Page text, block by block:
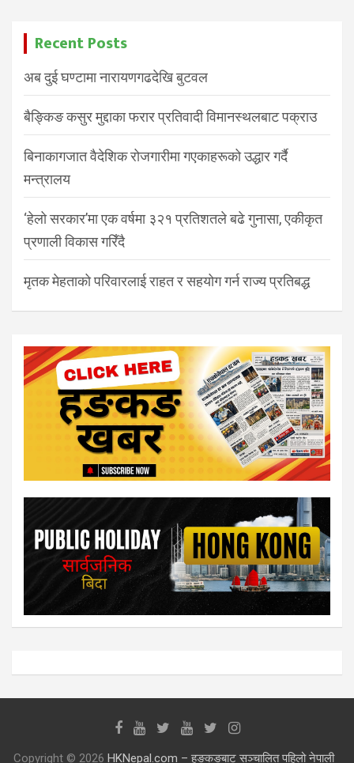
Recent Posts
अब दुई घण्टामा नारायणगढदेखि बुटवल
बैङ्किङ कसुर मुद्दाका फरार प्रतिवादी विमानस्थलबाट पक्राउ
बिनाकागजात वैदेशिक रोजगारीमा गएकाहरूको उद्धार गर्दै
मन्त्रालय
‘हेलो सरकार’मा एक वर्षमा ३२१ प्रतिशतले बढे गुनासा, एकीकृत
प्रणाली विकास गरिँदै
मृतक मेहताको परिवारलाई राहत र सहयोग गर्न राज्य प्रतिबद्ध
Copyright © 2026 HKNepal.com – हङकङबाट सञ्चालित पहिलो नेपाली